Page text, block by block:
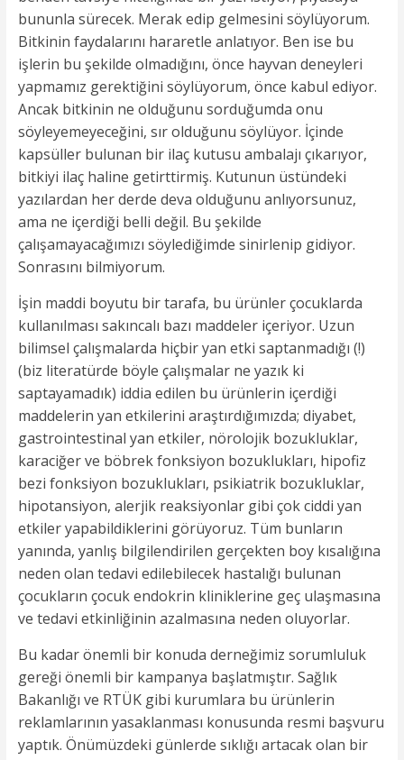
bununla sürecek. Merak edip gelmesini söylüyorum.
Bitkinin faydalarını hararetle anlatıyor. Ben ise bu
işlerin bu şekilde olmadığını, önce hayvan deneyleri
yapmamız gerektiğini söylüyorum, önce kabul ediyor.
Ancak bitkinin ne olduğunu sorduğumda onu
söyleyemeyeceğini, sır olduğunu söylüyor. İçinde
kapsüller bulunan bir ilaç kutusu ambalajı çıkarıyor,
bitkiyi ilaç haline getirttirmiş. Kutunun üstündeki
yazılardan her derde deva olduğunu anlıyorsunuz,
ama ne içerdiği belli değil. Bu şekilde
çalışamayacağımızı söylediğimde sinirlenip gidiyor.
Sonrasını bilmiyorum.
İşin maddi boyutu bir tarafa, bu ürünler çocuklarda
kullanılması sakıncalı bazı maddeler içeriyor. Uzun
bilimsel çalışmalarda hiçbir yan etki saptanmadığı (!)
(biz literatürde böyle çalışmalar ne yazık ki
saptayamadık) iddia edilen bu ürünlerin içerdiği
maddelerin yan etkilerini araştırdığımızda; diyabet,
gastrointestinal yan etkiler, nörolojik bozukluklar,
karaciğer ve böbrek fonksiyon bozuklukları, hipofiz
bezi fonksiyon bozuklukları, psikiatrik bozukluklar,
hipotansiyon, alerjik reaksiyonlar gibi çok ciddi yan
etkiler yapabildiklerini görüyoruz. Tüm bunların
yanında, yanlış bilgilendirilen gerçekten boy kısalığına
neden olan tedavi edilebilecek hastalığı bulunan
çocukların çocuk endokrin kliniklerine geç ulaşmasına
ve tedavi etkinliğinin azalmasına neden oluyorlar.
Bu kadar önemli bir konuda derneğimiz sorumluluk
gereği önemli bir kampanya başlatmıştır. Sağlık
Bakanlığı ve RTÜK gibi kurumlara bu ürünlerin
reklamlarının yasaklanması konusunda resmi başvuru
yaptık. Önümüzdeki günlerde sıklığı artacak olan bir